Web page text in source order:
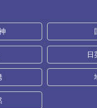
日